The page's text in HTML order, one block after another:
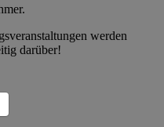
werden
darüber!